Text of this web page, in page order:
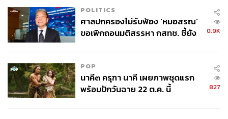
POLITICS
ศาลปกครองไม่รับฟ้อง ‘หมอสรณ’
ขอเพิกถอนมติสรรหา กสทช. ชี้ยัง
0.9K
POP
นาคี๓ ครุฑา นาคี เผยภาพชุดแรก
พร้อมปักวันฉาย 22 ต.ค. นี้
827